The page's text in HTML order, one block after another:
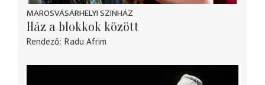
MAROSVÁSÁRHELYI SZINHÁZ
Ház a blokkok között
Rendező Radu Afrim